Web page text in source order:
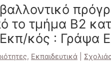
το τμήμα Β2
κός : Γράψα
, Εκπαιδευτικά